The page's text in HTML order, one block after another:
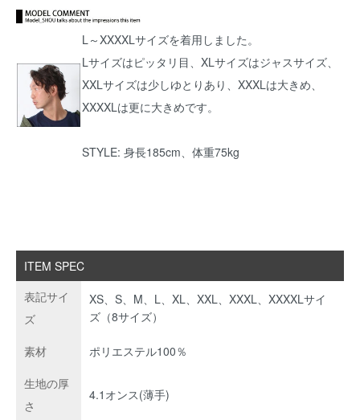
L～XXXXLサイズを着用しました。
Lサイズはピッタリ目、XLサイズはジャスサイズ、
XXLサイズは少しゆとりあり、XXXLは大きめ、
XXXXLは更に大きめです。
STYLE: 身長185cm、体重75kg
ITEM SPEC
表記サイ
ズ
XS、S、M、L、XL、XXL、XXXL、XXXXLサイ
ズ（8サイズ）
素材
ポリエステル100％
生地の厚
さ
4.1オンス(薄手)